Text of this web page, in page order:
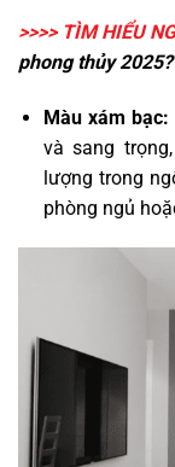
>>>> TÌM HIỂU
phong thủy 2025?
Màu xám bạc:
và sang
lượng trong
phòng ngủ